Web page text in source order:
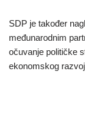
SDP je također
međunarodnim
očuvanje političke
ekonomskog